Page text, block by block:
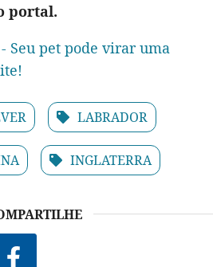
portal.
Seu pet pode virar uma
LABRADOR
INGLATERRA